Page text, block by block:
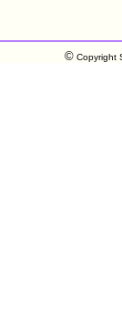
©Copyright